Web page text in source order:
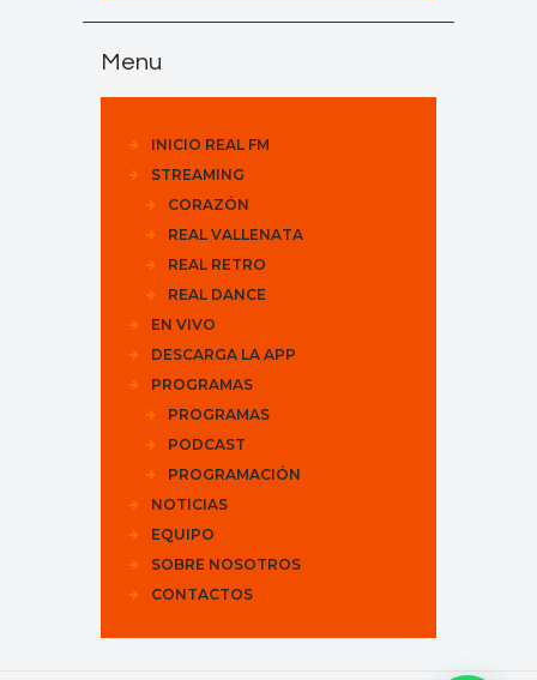
Menu
INICIO REAL FM
STREAMING
CORAZÓN
REAL VALLENATA
REAL RETRO
REAL DANCE
EN VIVO
DESCARGA LA APP
PROGRAMAS
PROGRAMAS
PODCAST
PROGRAMACIÓN
NOTICIAS
EQUIPO
SOBRE NOSOTROS
CONTACTOS